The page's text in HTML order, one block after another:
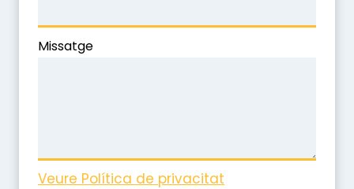
Missatge
Veure Política de privacitat